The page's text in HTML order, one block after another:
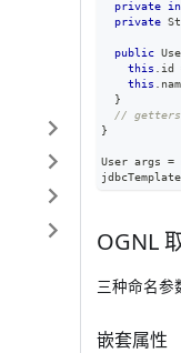
private
private
public
this
id
this
}
// getters
}
User args =
jdbcTemplate.
OGNL
三种命名参
嵌套属性